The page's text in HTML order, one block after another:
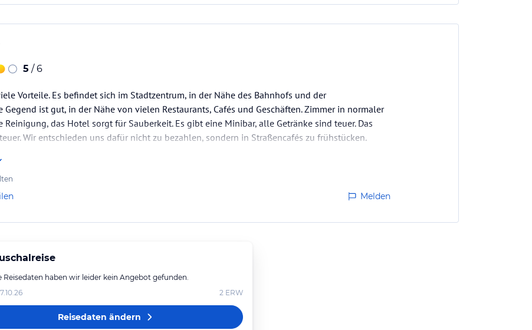
5 / 6
Vorteile. Es befindet sich im Stadtzentrum, in der Nähe des Bahnhofs und der
Gegend ist gut, in der Nähe von vielen Restaurants, Cafés und Geschäften. Zimmer in normaler
Reinigung, das Hotel sorgt für Sauberkeit. Es gibt eine Minibar, alle Getränke sind teuer. Das
Wir entschieden uns dafür nicht zu bezahlen, sondern in Straßencafés zu frühstücken.
Melden
Reisedaten haben wir leider kein Angebot gefunden.
2 ERW
Reisedaten ändern